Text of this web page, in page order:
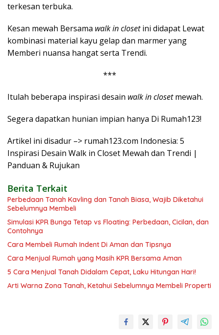
terkesan terbuka.
Kesan mewah Bersama walk in closetini didapat Lewat
kombinasi material kayu gelap dan marmer yang
Memberi nuansa hangat serta Trendi.
***
Itulah beberapa inspirasi desain walk in closetmewah.
Segera dapatkan hunian impian hanya Di Rumah123!
Artikel ini disadur –> rumah123.com Indonesia: 5
Inspirasi Desain Walk in Closet Mewah dan Trendi |
Panduan & Rujukan
Berita Terkait
Perbedaan Tanah Kavling dan Tanah Biasa, Wajib Diketahui
Sebelumnya Membeli
Simulasi KPR Bunga Tetap vs Floating: Perbedaan, Cicilan, dan
Contohnya
Cara Membeli Rumah Indent Di Aman dan Tipsnya
Cara Menjual Rumah yang Masih KPR Bersama Aman
5 Cara Menjual Tanah Didalam Cepat, Laku Hitungan Hari!
Arti Warna Zona Tanah, Ketahui Sebelumnya Membeli Properti